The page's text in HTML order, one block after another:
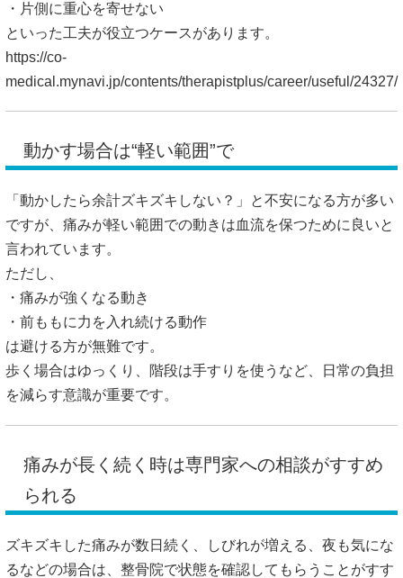
・片側に重心を寄せない
といった工夫が役立つケースがあります。
https://co-
medical.mynavi.jp/contents/therapistplus/career/useful/24327/
動かす場合は“軽い範囲”で
「動かしたら余計ズキズキしない？」と不安になる方が多い
ですが、痛みが軽い範囲での動きは血流を保つために良いと
言われています。
ただし、
・痛みが強くなる動き
・前ももに力を入れ続ける動作
は避ける方が無難です。
歩く場合はゆっくり、階段は手すりを使うなど、日常の負担
を減らす意識が重要です。
痛みが長く続く時は専門家への相談がすすめ
られる
ズキズキした痛みが数日続く、しびれが増える、夜も気にな
るなどの場合は、整骨院で状態を確認してもらうことがすす